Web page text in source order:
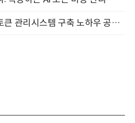
"AI 핀옵스 시스템과 토큰 관리시스템 구축 노하우 공개" 잠실 한국광고문화회관 2층 대회의실 (8/21)